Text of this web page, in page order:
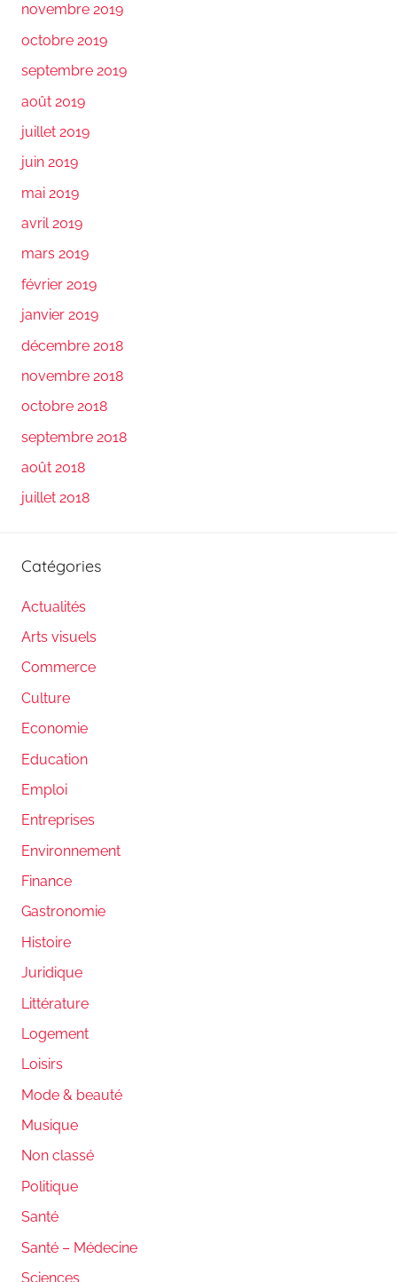
novembre 2019
octobre 2019
septembre 2019
août 2019
juillet 2019
juin 2019
mai 2019
avril 2019
mars 2019
février 2019
janvier 2019
décembre 2018
novembre 2018
octobre 2018
septembre 2018
août 2018
juillet 2018
Catégories
Actualités
Arts visuels
Commerce
Culture
Economie
Education
Emploi
Entreprises
Environnement
Finance
Gastronomie
Histoire
Juridique
Littérature
Logement
Loisirs
Mode & beauté
Musique
Non classé
Politique
Santé
Santé – Médecine
Sciences